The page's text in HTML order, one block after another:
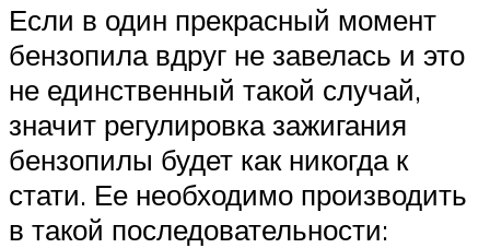
Если в один прекрасный момент
бензопила вдруг не завелась и это
не единственный такой случай,
значит регулировка зажигания
бензопилы будет как никогда к
стати. Ее необходимо производить
в такой последовательности: